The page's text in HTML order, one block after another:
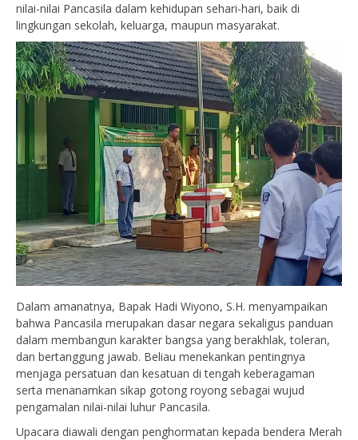
nilai-nilai Pancasila dalam kehidupan sehari-hari, baik di
lingkungan sekolah, keluarga, maupun masyarakat.
Dalam amanatnya, Bapak Hadi Wiyono, S.H. menyampaikan
bahwa Pancasila merupakan dasar negara sekaligus panduan
dalam membangun karakter bangsa yang berakhlak, toleran,
dan bertanggung jawab. Beliau menekankan pentingnya
menjaga persatuan dan kesatuan di tengah keberagaman
serta menanamkan sikap gotong royong sebagai wujud
pengamalan nilai-nilai luhur Pancasila.
Upacara diawali dengan penghormatan kepada bendera Merah